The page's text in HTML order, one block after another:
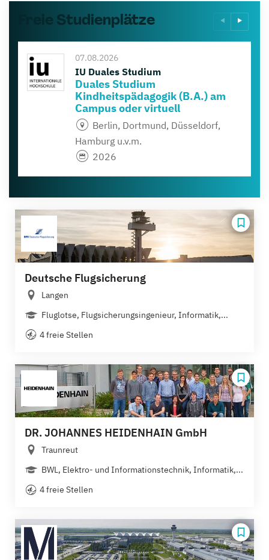
Freie Studienplätze
07.08.2026
IU Duales Studium
Duales Studium
Kindheitspädagogik (B.A.) am
Campus oder virtuell
Berlin, Dortmund, Düsseldorf,
Hamburg u.v.m.
2026
Deutsche Flugsicherung
Langen
Fluglotse, Flugsicherungsingenieur, Informatik,...
4 freie Stellen
DR. JOHANNES HEIDENHAIN GmbH
Traunreut
BWL, Elektro- und Informationstechnik, Informatik,...
4 freie Stellen